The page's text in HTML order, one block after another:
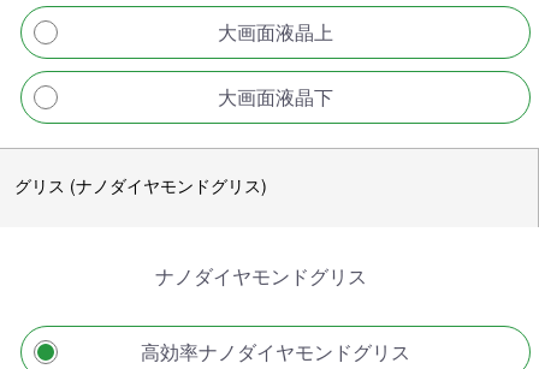
大画面液晶上
大画面液晶下
グリス (ナノダイヤモンドグリス)
ナノダイヤモンドグリス
高効率ナノダイヤモンドグリス